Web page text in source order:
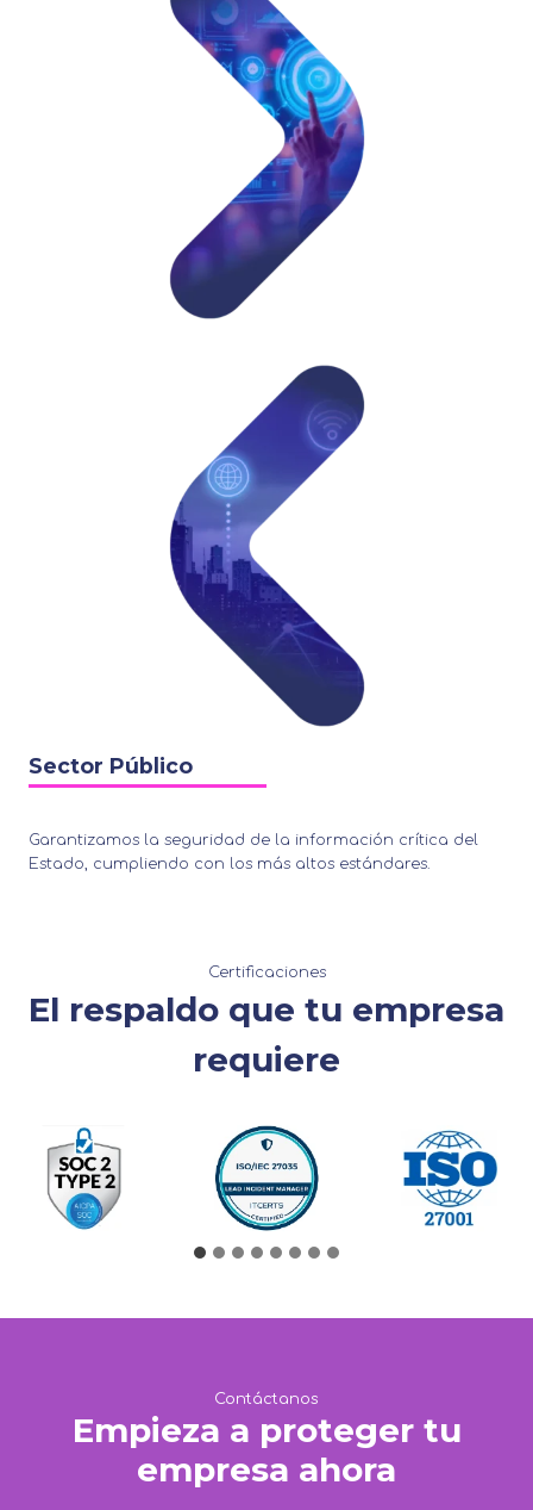
Sector Público
Garantizamos la seguridad de la información crítica del
Estado, cumpliendo con los más altos estándares.
Certificaciones
El respaldo que tu empresa
requiere
Contáctanos
Empieza a proteger tu
empresa ahora